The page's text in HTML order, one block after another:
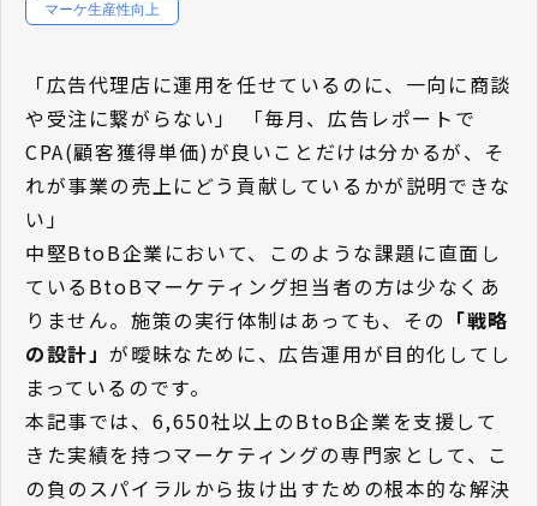
マーケ生産性向上
「広告代理店に運用を任せているのに、一向に商談
や受注に繋がらない」 「毎月、広告レポートで
CPA(顧客獲得単価)が良いことだけは分かるが、そ
れが事業の売上にどう貢献しているかが説明できな
い」
中堅BtoB企業において、このような課題に直面し
ているBtoBマーケティング担当者の方は少なくあ
りません。施策の実行体制はあっても、その 「戦略
の設計」が曖昧なために、広告運用が目的化してし
まっているのです。
本記事では、6,650社以上のBtoB企業を支援して
きた実績を持つマーケティングの専門家として、こ
の負のスパイラルから抜け出すための根本的な解決